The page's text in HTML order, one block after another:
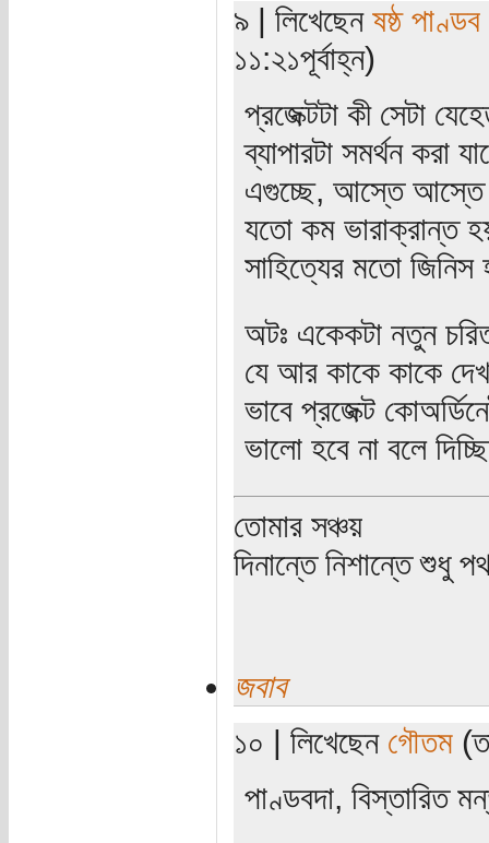
৯ | লিখেছেন ষষ্ঠ পাণ্ডব
১১:২১পূর্বাহ্ন)
প্রজেক্টটা কী সেটা
ব্যাপারটা সমর্থন করা
এগুচ্ছে, আস্তে আস্তে
যতো কম ভারাক্রান্ত
সাহিত্যের মতো জিনিস
অটঃ একেকটা নতুন
যে আর কাকে কাকে
ভাবে প্রজেক্ট
ভালো হবে না বলে
তোমার সঞ্চয়
দিনান্তে নিশান্তে শুধু
জবাব
১০ | লিখেছেন গৌতম
পাণ্ডবদা, বিস্তারিত